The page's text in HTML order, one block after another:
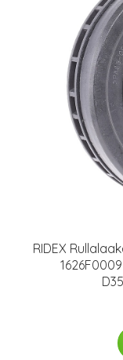
RIDEX
1626F0009